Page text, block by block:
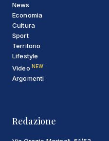
News
Economia
Cultura
Sport
Territorio
Lifestyle
Video NEW
Argomenti
Redazione